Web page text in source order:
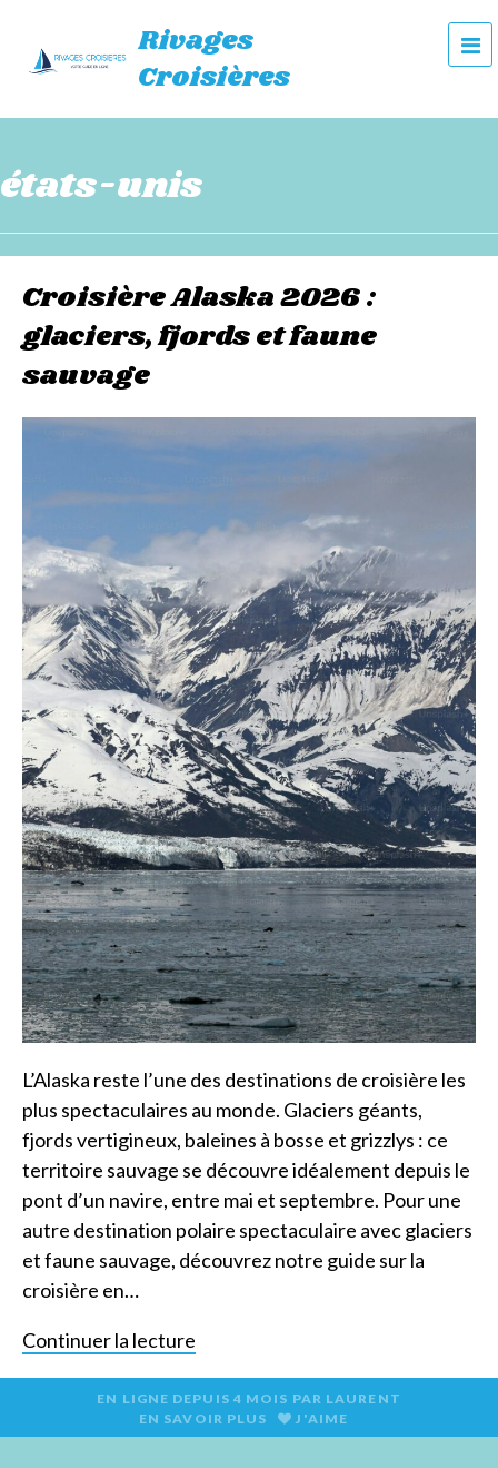
Rivages
Croisières
e
n
états-unis
Croisière Alaska 2026 :
glaciers, fjords et faune
sauvage
L’Alaska reste l’une des destinations de croisière les
plus spectaculaires au monde. Glaciers géants,
fjords vertigineux, baleines à bosse et grizzlys : ce
territoire sauvage se découvre idéalement depuis le
pont d’un navire, entre mai et septembre. Pour une
autre destination polaire spectaculaire avec glaciers
et faune sauvage, découvrez notre guide sur la
croisière en…
Continuer la lecture
EN LIGNE DEPUIS 4 MOIS PAR LAURENT
EN SAVOIR PLUS
J'AIME